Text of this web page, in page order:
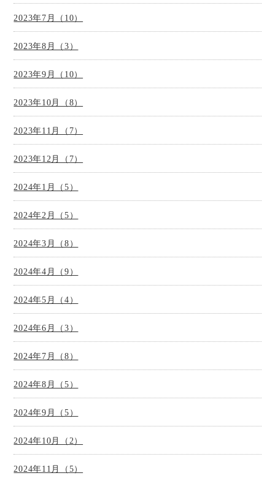
2023年7月（10）
2023年8月（3）
2023年9月（10）
2023年10月（8）
2023年11月（7）
2023年12月（7）
2024年1月（5）
2024年2月（5）
2024年3月（8）
2024年4月（9）
2024年5月（4）
2024年6月（3）
2024年7月（8）
2024年8月（5）
2024年9月（5）
2024年10月（2）
2024年11月（5）